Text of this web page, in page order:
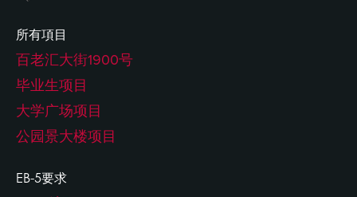
所有項目
百老汇大街1900号
毕业生项目
大学广场项目
公园景大楼项目
EB-5要求